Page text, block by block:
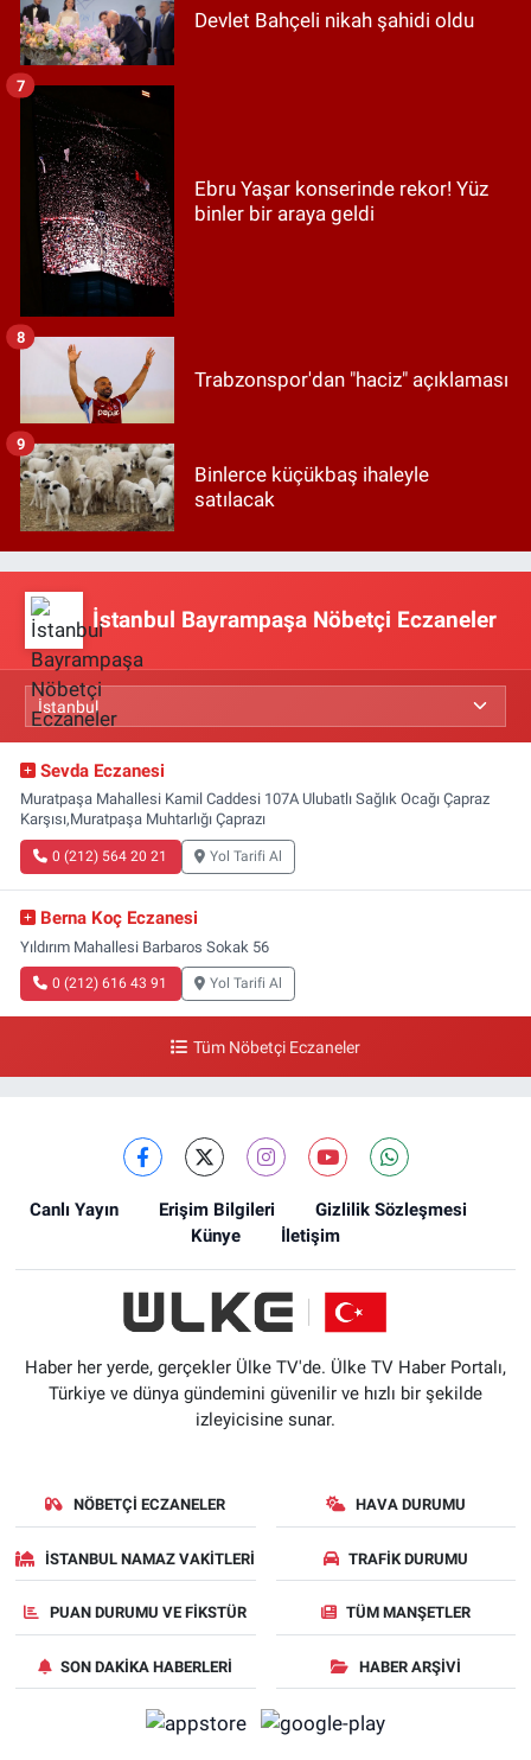
Devlet Bahçeli nikah şahidi oldu
Ebru Yaşar konserinde rekor! Yüz
binler bir araya geldi
7
Trabzonspor'dan "haciz" açıklaması
8
Binlerce küçükbaş ihaleyle
satılacak
9
İstanbul Bayrampaşa Nöbetçi Eczaneler
Sevda Eczanesi
Muratpaşa Mahallesi Kamil Caddesi 107A Ulubatlı Sağlık Ocağı Çapraz
Karşısı,Muratpaşa Muhtarlığı Çaprazı
0 (212) 564 20 21 Yol Tarifi Al
Berna Koç Eczanesi
Yıldırım Mahallesi Barbaros Sokak 56
0 (212) 616 43 91 Yol Tarifi Al
Tüm Nöbetçi Eczaneler
Canlı Yayın Erişim Bilgileri
Gizlilik Sözleşmesi
Künye
İletişim
Haber her yerde, gerçekler Ülke TV'de. Ülke TV Haber Portalı,
Türkiye ve dünya gündemini güvenilir ve hızlı bir şekilde
izleyicisine sunar.
NÖBETÇI ECZANELER HAVA DURUMU
İSTANBUL NAMAZ VAKITLERI TRAFIK DURUMU
PUAN DURUMU VE FIKSTÜR TÜM MANŞETLER
SON DAKIKA HABERLERI HABER ARŞIVI